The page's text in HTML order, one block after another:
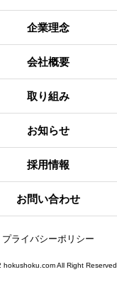
企業理念
会社概要
取り組み
お知らせ
採用情報
お問い合わせ
hokushoku.com All Right Reserved.
プライバシーポリシー